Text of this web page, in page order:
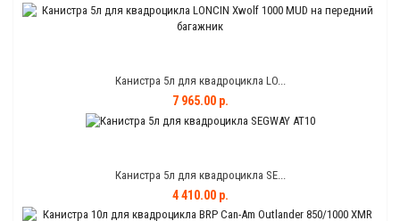
Канистра 5л для квадроцикла LO...
7 965.00 р.
Канистра 5л для квадроцикла SE...
4 410.00 р.